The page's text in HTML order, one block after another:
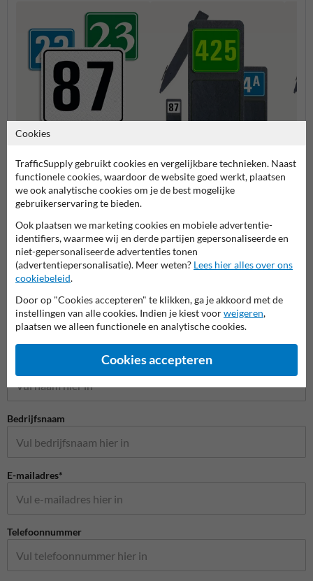
nummer
Huisnummerpalen en bordjes
Stel je vraag aan Huisnummerpaal.nl
Bedrijfsnaam
E-mailadres*
Telefoonnummer
Cookies
TrafficSupply gebruikt cookies en vergelijkbare technieken. Naast
functionele cookies, waardoor de website goed werkt, plaatsen
we ook analytische cookies om je de best mogelijke
gebruikerservaring te bieden.
Ook plaatsen we marketing cookies en mobiele advertentie-
identifiers, waarmee wij en derde partijen gepersonaliseerde en
niet-gepersonaliseerde advertenties tonen
(advertentiepersonalisatie). Meer weten? Lees hier alles over ons
cookiebeleid.
Door op "Cookies accepteren" te klikken, ga je akkoord met de
instellingen van alle cookies. Indien je kiest voorweigeren,
plaatsen we alleen functionele en analytische cookies.
Cookies accepteren